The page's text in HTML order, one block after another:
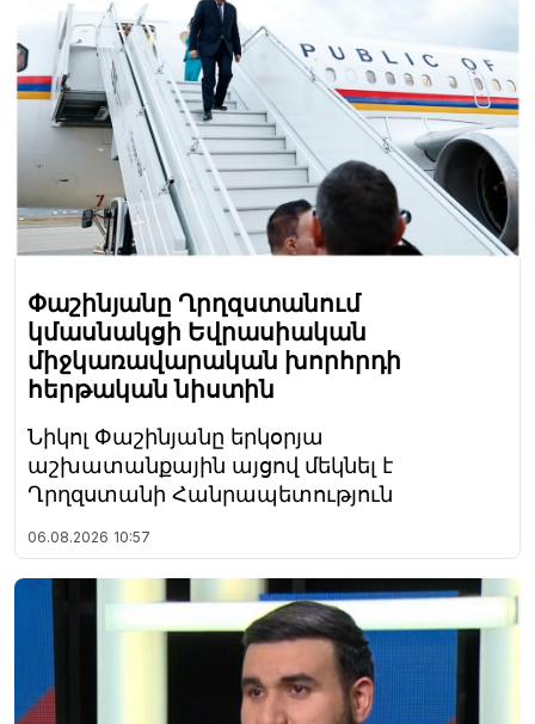
Փաշինյանը Ղրղզստանում
կմասնակցի Եվրասիական
միջկառավարական խորհրդի
հերթական նիստին
Նիկոլ Փաշինյանը երկօրյա
աշխատանքային այցով մեկնել է
Ղրղզստանի Հանրապետություն
06.08.2026 10:57